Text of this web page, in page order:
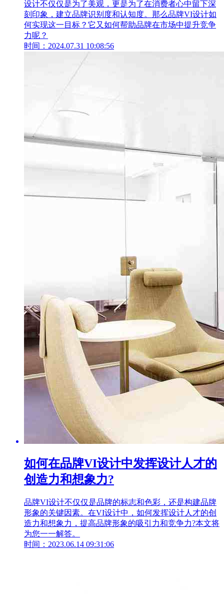
设计不仅仅是为了美观，更是为了在消费者心中留下深
刻印象，建立品牌识别度和认知度。那么品牌VI设计如
何实现这一目标？它又如何帮助品牌在市场中提升竞争
力呢？
时间：2024.07.31 10:08:56
如何在品牌VI设计中发挥设计人才的
创造力和想象力?
品牌VI设计不仅仅是品牌的标志和色彩，还是构建品牌
形象的关键因素。在VI设计中，如何发挥设计人才的创
造力和想象力，提高品牌形象的吸引力和竞争力?本文将
为您一一解答。
时间：2023.06.14 09:31:06